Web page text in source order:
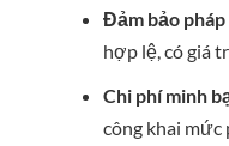
Đảm bảo pháp
hợp lệ, có giá
Chi phí minh
công khai mức